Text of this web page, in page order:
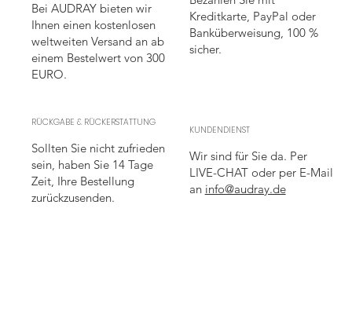
Bei AUDRAY bieten wir
Ihnen einen kostenlosen
weltweiten Versand an ab
einem Bestelwert von 300
EURO.
Kreditkarte, PayPal oder
Banküberweisung, 100 %
sicher.
Sollten Sie nicht zufrieden
sein, haben Sie 14 Tage
Zeit, Ihre Bestellung
zurückzusenden.
RÜCKGABE & RÜCKERSTATTUNG
Wir sind für Sie da. Per
LIVE-CHAT oder per E-Mail
an info@audray.de
KUNDENDIENST